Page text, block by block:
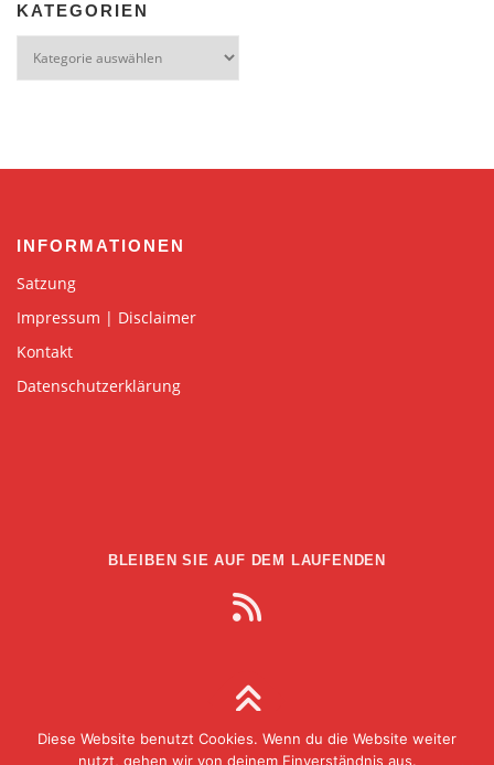
KATEGORIEN
INFORMATIONEN
Satzung
Impressum | Disclaimer
Kontakt
Datenschutzerklärung
BLEIBEN SIE AUF DEM LAUFENDEN
Copyright © 2026 Gesellschaft für Medien in der
Diese Website benutzt Cookies. Wenn du die Website weiter
nutzt, gehen wir von deinem Einverständnis aus.